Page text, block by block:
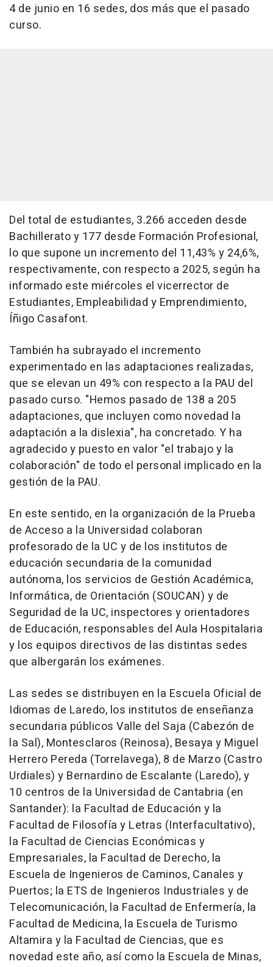
4 de junio en 16 sedes, dos más que el pasado
curso.
Del total de estudiantes, 3.266 acceden desde
Bachillerato y 177 desde Formación Profesional,
lo que supone un incremento del 11,43% y 24,6%,
respectivamente, con respecto a 2025, según ha
informado este miércoles el vicerrector de
Estudiantes, Empleabilidad y Emprendimiento,
Íñigo Casafont.
También ha subrayado el incremento
experimentado en las adaptaciones realizadas,
que se elevan un 49% con respecto a la PAU del
pasado curso. "Hemos pasado de 138 a 205
adaptaciones, que incluyen como novedad la
adaptación a la dislexia", ha concretado. Y ha
agradecido y puesto en valor "el trabajo y la
colaboración" de todo el personal implicado en la
gestión de la PAU.
En este sentido, en la organización de la Prueba
de Acceso a la Universidad colaboran
profesorado de la UC y de los institutos de
educación secundaria de la comunidad
autónoma, los servicios de Gestión Académica,
Informática, de Orientación (SOUCAN) y de
Seguridad de la UC, inspectores y orientadores
de Educación, responsables del Aula Hospitalaria
y los equipos directivos de las distintas sedes
que albergarán los exámenes.
Las sedes se distribuyen en la Escuela Oficial de
Idiomas de Laredo, los institutos de enseñanza
secundaria públicos Valle del Saja (Cabezón de
la Sal), Montesclaros (Reinosa), Besaya y Miguel
Herrero Pereda (Torrelavega), 8 de Marzo (Castro
Urdiales) y Bernardino de Escalante (Laredo), y
10 centros de la Universidad de Cantabria (en
Santander): la Facultad de Educación y la
Facultad de Filosofía y Letras (Interfacultativo),
la Facultad de Ciencias Económicas y
Empresariales, la Facultad de Derecho, la
Escuela de Ingenieros de Caminos, Canales y
Puertos; la ETS de Ingenieros Industriales y de
Telecomunicación, la Facultad de Enfermería, la
Facultad de Medicina, la Escuela de Turismo
Altamira y la Facultad de Ciencias, que es
novedad este año, así como la Escuela de Minas,